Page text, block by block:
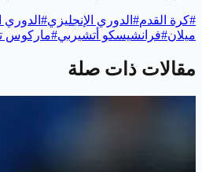
#كرة القدم# الدوري الإنجليزي# الدوري
ميلان#فرانشيسكو أتشيربي#ماركوس
مقالات ذات صلة